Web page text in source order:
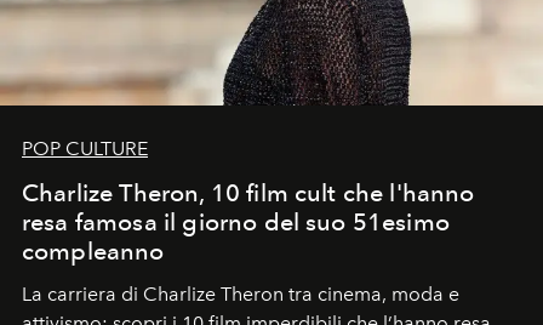
POP CULTURE
Charlize Theron, 10 film cult che l'hanno
resa famosa il giorno del suo 51esimo
compleanno
La carriera di Charlize Theron tra cinema, moda e